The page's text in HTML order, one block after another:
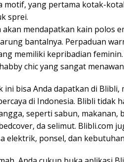
motif, yang pertama kotak-
sprei.
akan mendapatkan kain polos
bantalnya. Perpaduan
memiliki kepribadian
chic yang sangat
ini bisa Anda dapatkan di Blibli,
di Indonesia. Blibli tidak
seperti sabun, makanan,
da selimut. Blibli.com
elektrik, ponsel, dan